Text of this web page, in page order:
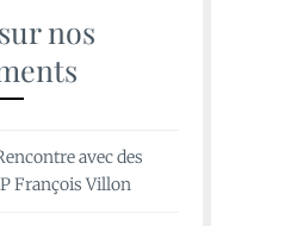
nos
avec des
François Villon